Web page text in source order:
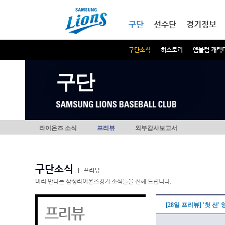
구단
구단소식 히스토리 엠블럼 캐릭
선수단 경기정보
구단
라이온즈 소식 프리뷰 외부감사보고서
구단소식
프리뷰
미리 만나는 삼성라이온즈경기 소식들을 전해 드립니다.
프리뷰 [28일 프리뷰] '첫 선'